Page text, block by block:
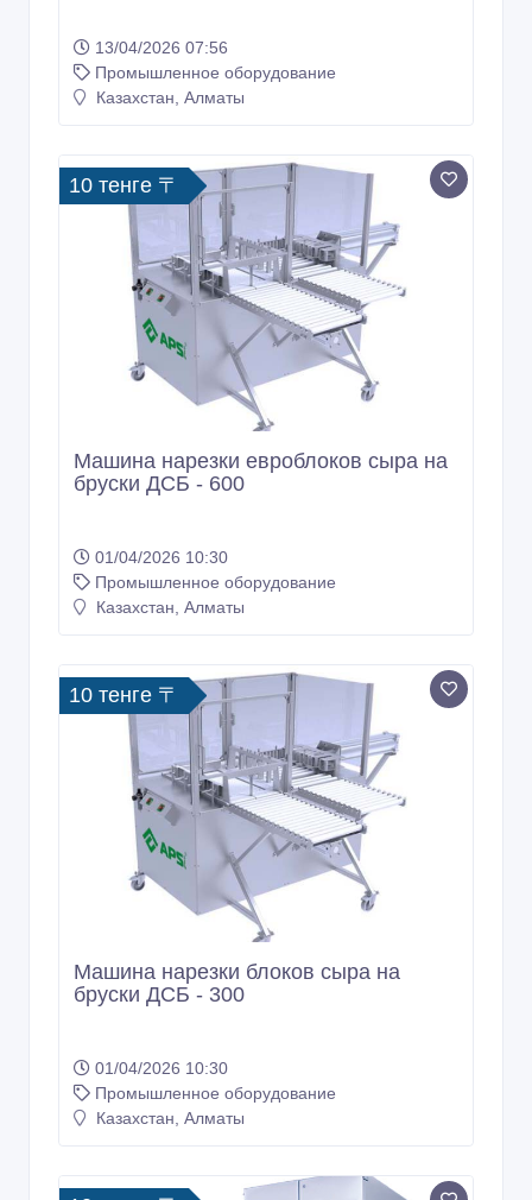
13/04/2026 07:56
Промышленное оборудование
Казахстан, Алматы
10 тенге 〒
Машина нарезки евроблоков сыра на
бруски ДСБ - 600
01/04/2026 10:30
Промышленное оборудование
Казахстан, Алматы
10 тенге 〒
Машина нарезки блоков сыра на
бруски ДСБ - 300
01/04/2026 10:30
Промышленное оборудование
Казахстан, Алматы